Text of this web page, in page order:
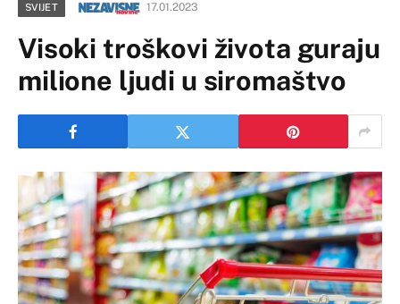
SVIJET 17.01.2023
Visoki troškovi života guraju
milione ljudi u siromaštvo